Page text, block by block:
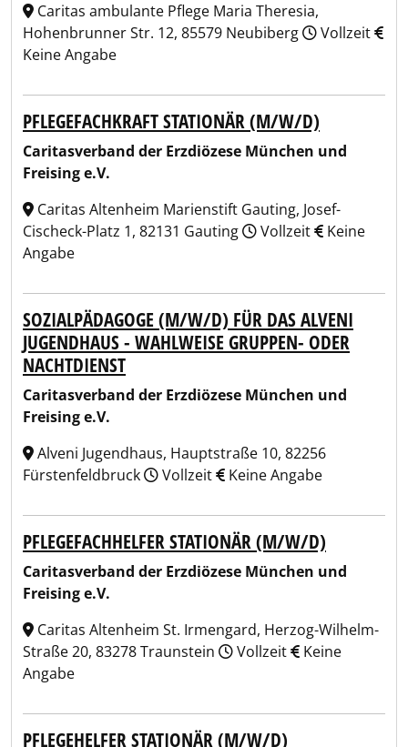
Caritas ambulante Pflege Maria Theresia,
Hohenbrunner Str. 12, 85579 Neubiberg
Vollzeit
Keine Angabe
PFLEGEFACHKRAFT STATIONÄR (M/W/D)
Caritasverband der Erzdiözese München und
Freising e.V.
Caritas Altenheim Marienstift Gauting, Josef-
Cischeck-Platz 1, 82131 Gauting
Vollzeit
Keine
Angabe
SOZIALPÄDAGOGE (M/W/D) FÜR DAS ALVENI
JUGENDHAUS - WAHLWEISE GRUPPEN- ODER
NACHTDIENST
Caritasverband der Erzdiözese München und
Freising e.V.
Alveni Jugendhaus, Hauptstraße 10, 82256
Fürstenfeldbruck
Vollzeit Keine Angabe
PFLEGEFACHHELFER STATIONÄR (M/W/D)
Caritasverband der Erzdiözese München und
Freising e.V.
Caritas Altenheim St. Irmengard, Herzog-Wilhelm-
Straße 20, 83278 Traunstein
Vollzeit
Keine
Angabe
PFLEGEHELFER STATIONÄR (M/W/D)